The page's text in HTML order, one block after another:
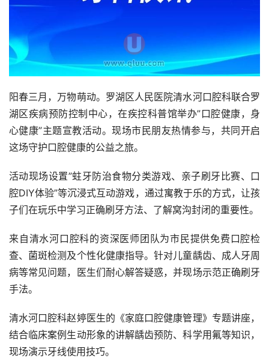
阳春三月，万物萌动。罗湖区人民医院清水河口腔科联合罗
湖区疾病预防控制中心，在疾控科普馆举办”口腔健康，身
心健康”主题宣教活动。现场市民朋友热情参与，共同开启
这场守护口腔健康的公益之旅。
活动现场设置”蛀牙防治食物分类游戏、亲子刷牙比赛、口
腔DIY体验”等沉浸式互动游戏，通过寓教于乐的方式，让孩
子们在玩乐中学习正确刷牙方法、了解窝沟封闭的重要性。
来自清水河口腔科的资深医师团队为市民提供免费口腔检
查、菌斑检测及个性化健康指导。针对儿童龋齿、成人牙周
病等常见问题，医生们耐心解答疑惑，并现场示范正确刷牙
手法。
清水河口腔科赵婷医生的《家庭口腔健康管理》专题讲座，
结合临床案例生动形象的讲解龋齿预防、科学用氟等知识，
现场演示牙线使用技巧。